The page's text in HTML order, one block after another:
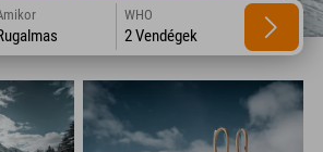
WHO
2 Vendégek